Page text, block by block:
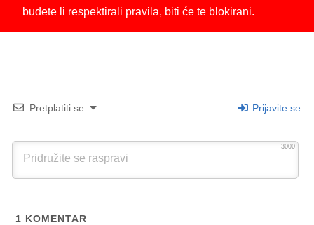
budete li respektirali pravila, biti će te blokirani.
Pretplatiti se Prijavite se
3000
1 KOMENTAR